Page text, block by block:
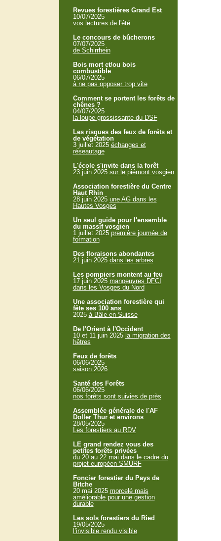
Revues forestières Grand Est
10/07/2025
vos lectures de l'été
Le concours de bûcherons
07/07/2025
de Schirrhein
Bois mort et/ou bois
combustible
06/07/2025
à ne pas opposer trop vite
Comment se portent les forêts de
chênes ?
04/07/2025
la loupe grossissante du DSF
Les risques des feux de forêts et
de végétation
3 juillet 2025 échanges et
réseautage
L'école s'invite dans la forêt
23 juin 2025 sur le piémont vosgien
Association forestière du Centre
Haut Rhin
28 juin 2025 une AG dans les
Hautes Vosges
Un seul guide pour l'ensemble
du massif vosgien
1 juillet 2025 première journée de
formation
Des floraisons abondantes
21 juin 2025 dans les arbres
Les pompiers montent au feu
17 juin 2025 manoeuvres DFCI
dans les Vosges du Nord
Une association forestière qui
fête ses 100 ans
2025 à Bâle en Suisse
De l'Orient à l'Occident
10 et 11 juin 2025 la migration des
hêtres
Feux de forêts
06/06/2025
saison 2026
Santé des Forêts
06/06/2025
nos forêts sont suivies de près
Assemblée générale de l'AF
Doller Thur et environs
28/05/2025
Les forestiers au RDV
LE grand rendez vous des
petites forêts privées
du 20 au 22 mai dans le cadre du
projet européen SMURF
Foncier forestier du Pays de
Bitche
20 mai 2025 morcelé mais
améliorable pour une gestion
durable
Les sols forestiers du Ried
19/05/2025
l’invisible rendu visible